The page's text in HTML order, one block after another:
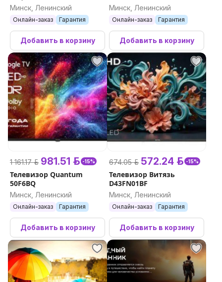
Минск, Ленинский
Онлайн-заказ Гарантия
Добавить в корзину
(международная версия)
Минск, Ленинский
Онлайн-заказ Гарантия
Добавить в корзину
1 161.17 р. 981.51 р. -15%
Телевизор Quantum
50F6BQ
Минск, Ленинский
Онлайн-заказ Гарантия
Добавить в корзину
674.05 р. 572.24 р. -15%
Телевизор Витязь
D43FN01BF
Минск, Ленинский
Онлайн-заказ Гарантия
Добавить в корзину